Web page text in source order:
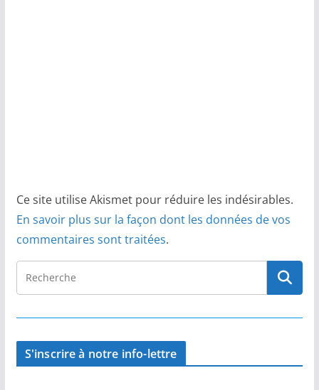
Ce site utilise Akismet pour réduire les indésirables.
En savoir plus sur la façon dont les données de vos
commentaires sont traitées.
S'inscrire à notre info-lettre